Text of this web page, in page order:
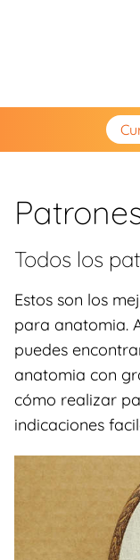
Todos los
Estos son los
para anatomia.
puedes
anatomia con
cómo realizar
indicaciones